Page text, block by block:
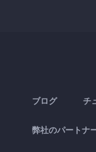
ブログ チ
弊社のパートナ